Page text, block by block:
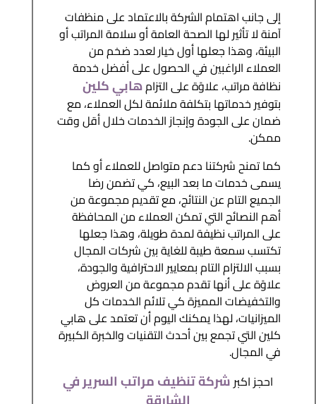
إلى جانب اهتمام الشركة بالاعتماد على منظفات
آمنة لا تأثير لها الصحة العامة أو سلامة المراتب أو
البيئة، وهذا جعلها أول خيار لعدد ضخم من
العملاء الراغبين في الحصول على أفضل خدمة
نظافة مراتب، علاوًة على التزامهابي كلين
بتوفير خدماتها بتكلفة ملائمة لكل العملاء، مع
ضمان على الجودة وإنجاز الخدمات خلال أقل وقت
ممكن.
كما تمنح شركتنا دعم متواصل للعملاء أو كما
يسمى خدمات ما بعد البيع، كي تضمن رضا
الجميع التام عن النتائج، مع تقديم مجموعة من
أهم النصائح التي تمكن العملاء من المحافظة
على المراتب نظيفة لمدة طويلة، وهذا جعلها
تكتسب سمعة طيبة للغاية بين شركات المجال
بسبب الالتزام التام بمعايير الاحترافية والجودة،
علاوًة على أنها تقدم مجموعة من العروض
والتخفيضات المميزة كي تلائم الخدمات كل
الميزانيات، لهذا يمكنك اليوم أن تعتمد على هابي
كلين التي تجمع بين أحدث التقنيات والخبرة الكبيرة
في المجال.
احجز اكبر شركة تنظيف مراتب السرير في